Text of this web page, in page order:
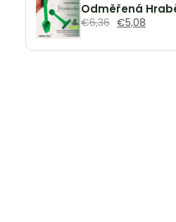
Odměřená
€6,36 €5,08